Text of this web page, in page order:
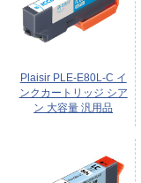
Plaisir PLE-E80L-C イ
ンクカートリッジ シア
ン 大容量 汎用品